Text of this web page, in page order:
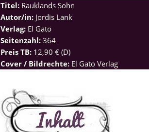
Titel: Rauklands Sohn
Autor/in: Jordis Lank
Verlag: El Gato
Seitenzahl: 364
Preis TB: 12,90 € (D)
Cover / Bildrechte: El Gato Verlag